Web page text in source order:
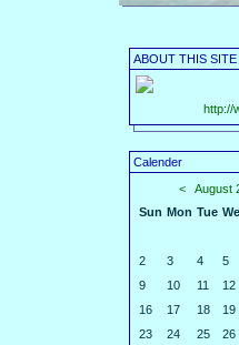
ABOUT THIS SITE
http://
Calender
<
August
Sun Mon Tue
2
3 4 5
9
10 11 12
16
17 18 19
23
24 25 26